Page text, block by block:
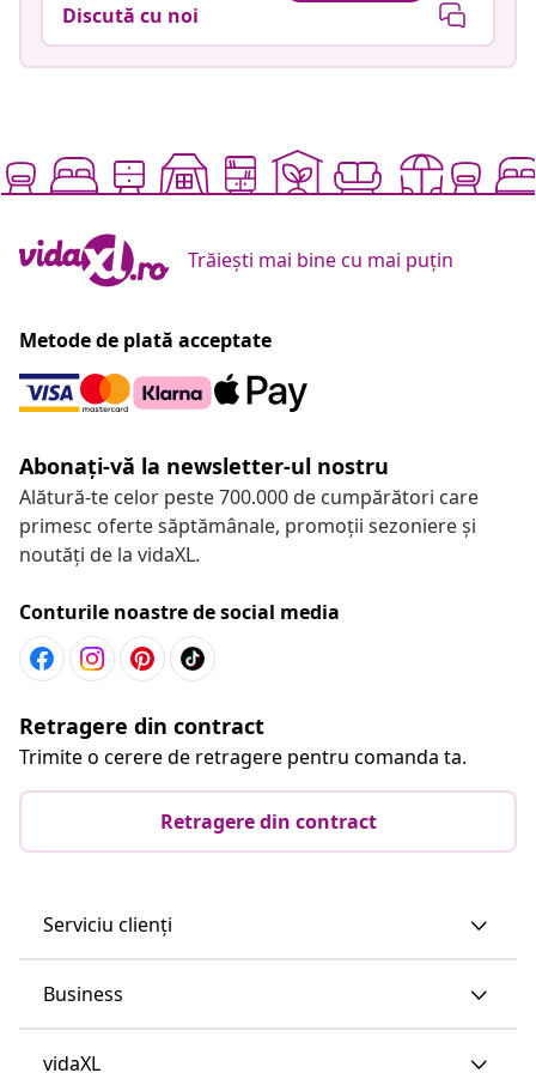
Discută cu noi
Trăiești mai bine cu mai puțin
Metode de plată acceptate
Abonați-vă la newsletter-ul nostru
Alătură-te celor peste 700.000 de cumpărători care
primesc oferte săptămânale, promoții sezoniere și
noutăți de la vidaXL.
Conturile noastre de social media
Retragere din contract
Trimite o cerere de retragere pentru comanda ta.
Retragere din contract
Serviciu clienți
Business
vidaXL